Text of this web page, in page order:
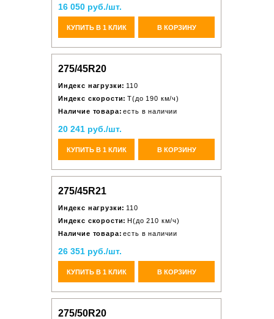
16 050 руб./шт.
КУПИТЬ В 1 КЛИК В КОРЗИНУ
275/45R20
Индекс нагрузки: 110
Индекс скорости: T(до 190 км/ч)
Наличие товара: есть в наличии
20 241 руб./шт.
КУПИТЬ В 1 КЛИК В КОРЗИНУ
275/45R21
Индекс нагрузки: 110
Индекс скорости: H(до 210 км/ч)
Наличие товара: есть в наличии
26 351 руб./шт.
КУПИТЬ В 1 КЛИК В КОРЗИНУ
275/50R20